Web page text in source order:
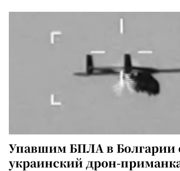
Упавшим БПЛА в Болгарии
украинский дрон-